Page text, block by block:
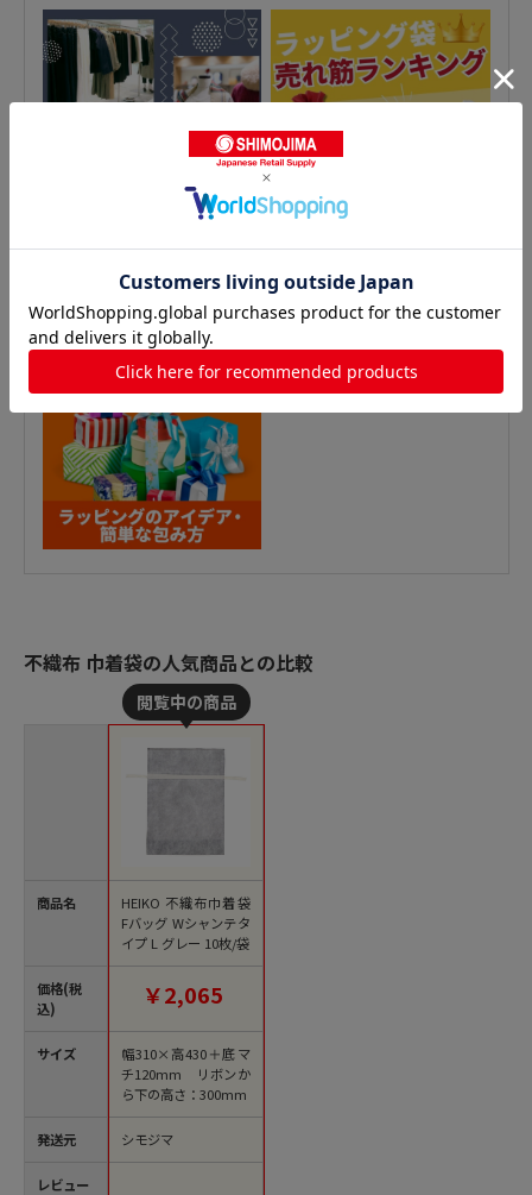
不織布 巾着袋の人気商品との比較
商品名
価格(税
込)
サイズ
発送元
レビュー
HEIKO 不織布巾着袋
Fバッグ Wシャンテタ
イプ L グレー 10枚/袋
￥2,065
幅310×高430＋底マ
チ120mm リボンか
ら下の高さ：300mm
シモジマ